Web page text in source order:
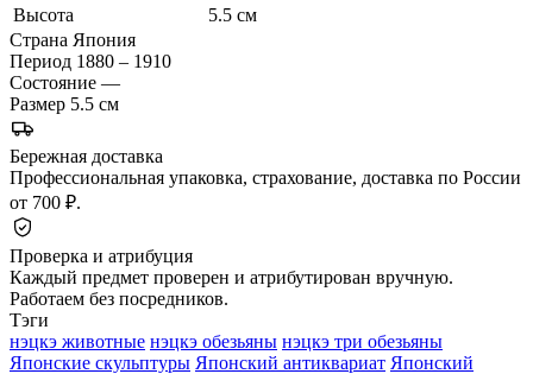
Высота
5.5 см
Страна Япония
Период 1880 – 1910
Состояние —
Размер 5.5 см
Бережная доставка
Профессиональная упаковка, страхование, доставка по России
от 700 ₽.
Проверка и атрибуция
Каждый предмет проверен и атрибутирован вручную.
Работаем без посредников.
Тэги
нэцкэ животные нэцкэ обезьяны нэцкэ три обезьяны
Японские скульптуры Японский антиквариат Японский